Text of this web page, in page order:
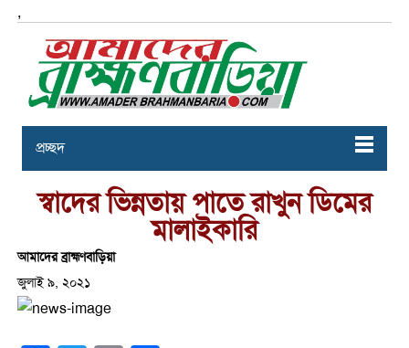
,
প্রচ্ছদ
স্বাদের ভিন্নতায় পাতে রাখুন ডিমের
মালাইকারি
আমাদের ব্রাহ্মণবাড়িয়া
জুলাই ৯, ২০২১